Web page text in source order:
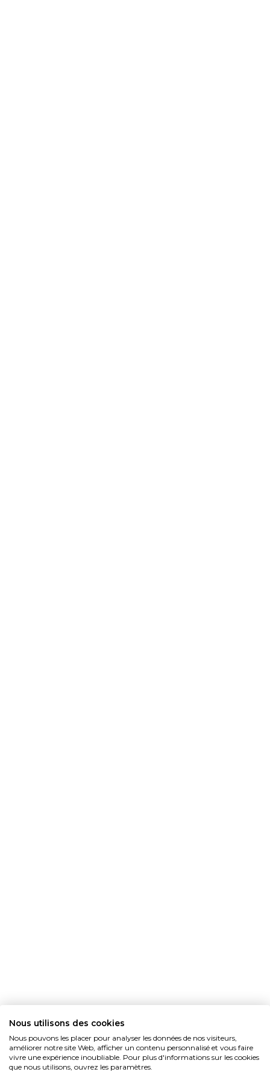
Nous utilisons des cookies
Nous pouvons les placer pour analyser les données de nos visiteurs,
améliorer notre site Web, afficher un contenu personnalisé et vous faire
vivre une expérience inoubliable. Pour plus d'informations sur les cookies
que nous utilisons, ouvrez les paramètres.